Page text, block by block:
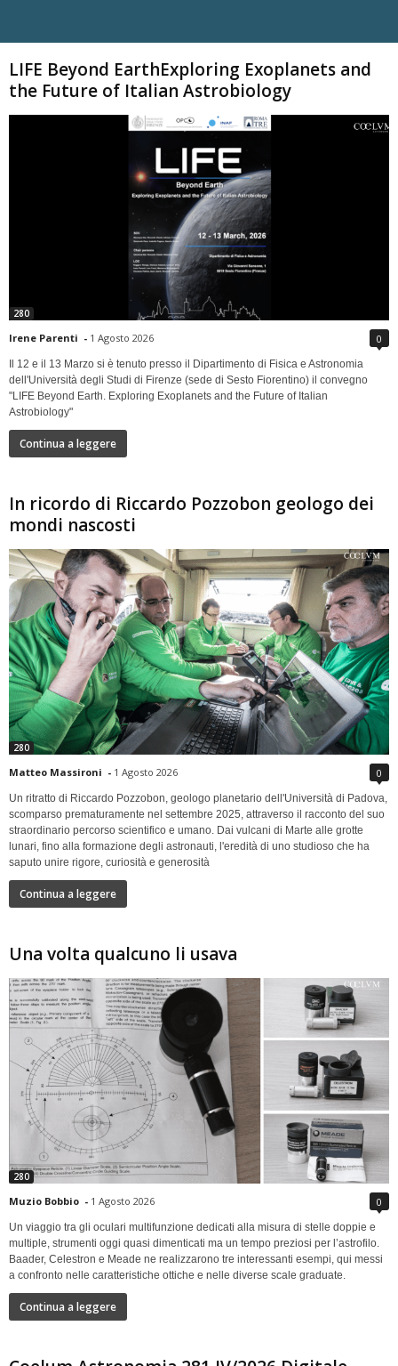
LIFE Beyond EarthExploring Exoplanets and
the Future of Italian Astrobiology
280
Irene Parenti - 1 Agosto 2026 0
Il 12 e il 13 Marzo si è tenuto presso il Dipartimento di Fisica e Astronomia
dell'Università degli Studi di Firenze (sede di Sesto Fiorentino) il convegno
"LIFE Beyond Earth. Exploring Exoplanets and the Future of Italian
Astrobiology"
Continua a leggere
In ricordo di Riccardo Pozzobon geologo dei
mondi nascosti
280
Matteo Massironi - 1 Agosto 2026 0
Un ritratto di Riccardo Pozzobon, geologo planetario dell'Università di Padova,
scomparso prematuramente nel settembre 2025, attraverso il racconto del suo
straordinario percorso scientifico e umano. Dai vulcani di Marte alle grotte
lunari, fino alla formazione degli astronauti, l'eredità di uno studioso che ha
saputo unire rigore, curiosità e generosità
Continua a leggere
Una volta qualcuno li usava
280
Muzio Bobbio - 1 Agosto 2026 0
Un viaggio tra gli oculari multifunzione dedicati alla misura di stelle doppie e
multiple, strumenti oggi quasi dimenticati ma un tempo preziosi per l’astrofilo.
Baader, Celestron e Meade ne realizzarono tre interessanti esempi, qui messi
a confronto nelle caratteristiche ottiche e nelle diverse scale graduate.
Continua a leggere